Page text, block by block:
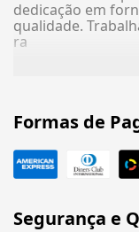
dedicação em
qualidade.
ra
Formas de
Segurança e